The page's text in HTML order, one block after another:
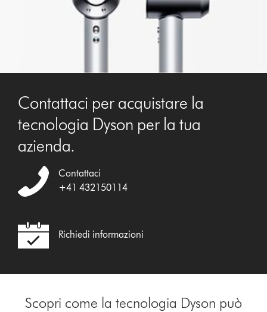
Contattaci per acquistare la
tecnologia Dyson per la tua
azienda.
Contattaci
+41 432150114
Richiedi informazioni
Scopri come la tecnologia Dyson può